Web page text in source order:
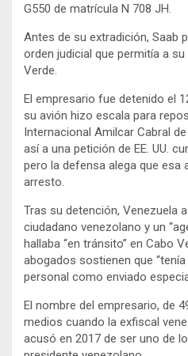
G550 de matrícula N 708 JH.
Antes de su extradición, Saab
orden judicial que permitía a
Verde.
El empresario fue detenido el
su avión hizo escala para
Internacional Amilcar Cabral
así a una petición de EE. UU.
pero la defensa alega que esa
arresto.
Tras su detención, Venezuela
ciudadano venezolano y un
hallaba “en tránsito” en Cabo
abogados sostienen que
personal como enviado
El nombre del empresario, de
medios cuando la exfiscal
acusó en 2017 de ser uno de